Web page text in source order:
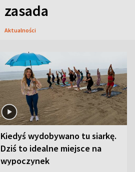
zasada
Aktualności
Kiedyś wydobywano tu siarkę.
Dziś to idealne miejsce na
wypoczynek